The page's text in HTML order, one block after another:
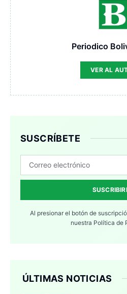
Periodico
VER AL
SUSCRÍBETE
Al presionar el botón de
nuestra Política de
ÚLTIMAS NOTICIAS